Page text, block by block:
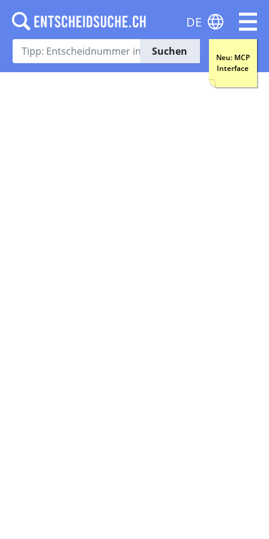
Suchen
Neu: MCP
Interface
DE